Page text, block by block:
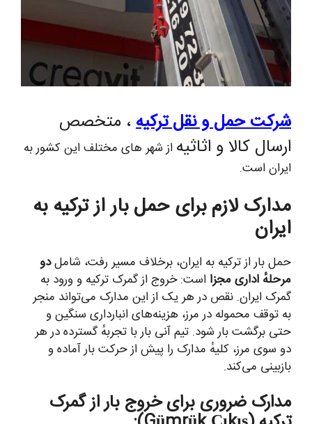
حمل و نقل ترکیه، متخصص
کالا و اثاثیهاز شهر های مختلف این کشور به
است.
لازم برای حمل بار از ترکیه به
بار از ترکیه به ایران، برخلاف مسیر رفت، شاملدو
اداری مجزااست: خروج از گمرک ترکیه و ورود به
ایران. نقص در هر یک از این مدارک می‌تواند منجر
توقف محموله در مرز، هزینه‌های انبارداری سنگین و
برگشت بار شود. تیم آنی بار با تجربهٔ گسترده در هر
سوی مرز، کلیهٔ مدارک را پیش از حرکت بار آماده و
می‌کند.
ضروری برای خروج بار از گمرک